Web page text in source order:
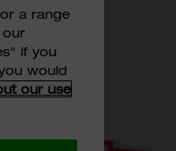
(5本パッ
ーズ
a range
our
if you
would
our use